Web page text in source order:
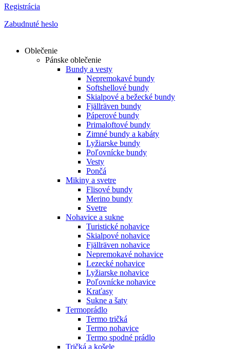
Registrácia
Zabudnuté heslo
Oblečenie
Pánske oblečenie
Bundy a vesty
Nepremokavé bundy
Softshellové bundy
Skialpové a bežecké bundy
Fjällräven bundy
Páperové bundy
Primaloftové bundy
Zimné bundy a kabáty
Lyžiarske bundy
Poľovnícke bundy
Vesty
Pončá
Mikiny a svetre
Flisové bundy
Merino bundy
Svetre
Nohavice a sukne
Turistické nohavice
Skialpové nohavice
Fjällräven nohavice
Nepremokavé nohavice
Lezecké nohavice
Lyžiarske nohavice
Poľovnícke nohavice
Kraťasy
Sukne a šaty
Termoprádlo
Termo tričká
Termo nohavice
Termo spodné prádlo
Tričká a košele